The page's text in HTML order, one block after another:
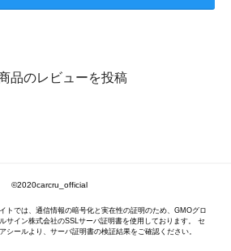
品のレビューを投稿
©2020carcru_official
トでは、通信情報の暗号化と実在性の証明のため、GMOグロ
サイン株式会社のSSLサーバ証明書を使用しております。 セ
シールより、サーバ証明書の検証結果をご確認ください。